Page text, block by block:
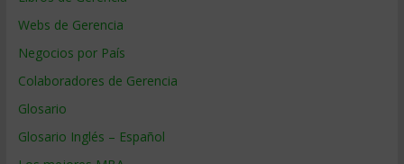
Webs de Gerencia
Negocios por País
Colaboradores de Gerencia
Glosario
Glosario Inglés – Español